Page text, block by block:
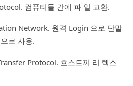
컴퓨터들 간에 파 일 교환.
Network. 원격 Login 으로 단말
로 사용.
Protocol. 호스트끼 리 텍스